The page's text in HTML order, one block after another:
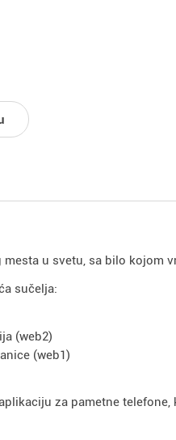
u svetu, sa bilo kojom
sučelja:
(web2)
(web1)
za pametne